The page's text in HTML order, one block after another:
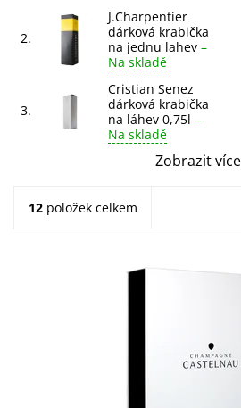
2.
J.Charpentier
dárková krabička
na jednu lahev –
Na skladě
3.
Cristian Senez
dárková krabička
na láhev 0,75l –
Na skladě
Zobrazit více
12 položek celkem